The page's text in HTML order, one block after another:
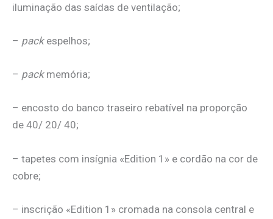
iluminação das saídas de ventilação;
– packespelhos;
– packmemória;
– encosto do banco traseiro rebatível na proporção
de 40/ 20/ 40;
– tapetes com insígnia «Edition 1» e cordão na cor de
cobre;
– inscrição «Edition 1» cromada na consola central e